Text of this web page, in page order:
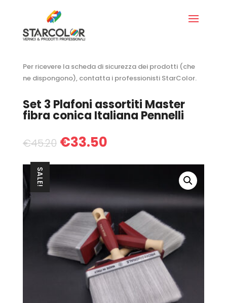
Per ricevere la scheda di sicurezza dei prodotti (che
ne dispongono), contatta i professionisti StarColor.
Set 3 Plafoni assortiti Master
fibra conica Italiana Pennelli
€45.20 €33.50
SALE!